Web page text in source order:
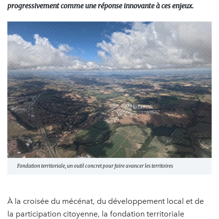
progressivement comme une réponse innovante à ces enjeux.
Fondation territoriale, un outil concret pour faire avancer les territoires
À la croisée du mécénat, du développement local et de
la participation citoyenne, la fondation territoriale